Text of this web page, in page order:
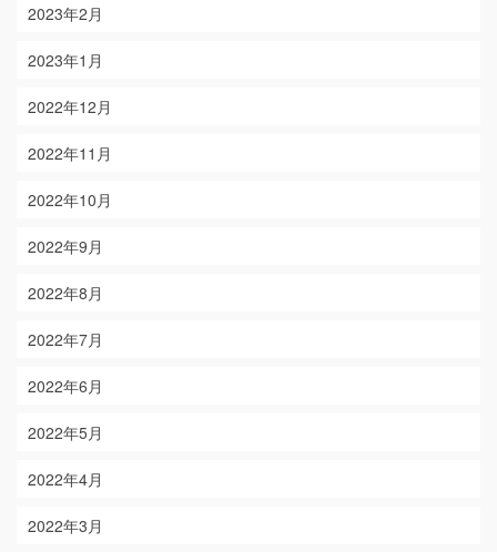
2023年2月
2023年1月
2022年12月
2022年11月
2022年10月
2022年9月
2022年8月
2022年7月
2022年6月
2022年5月
2022年4月
2022年3月